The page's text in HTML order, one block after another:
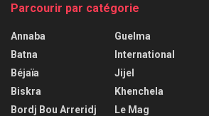
Parcourir par catégorie
Annaba
Batna
Béjaïa
Biskra
Bordj Bou Arreridj
Guelma
International
Jijel
Khenchela
Le Mag